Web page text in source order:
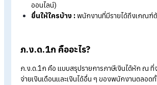
ความแตกต่างระหว่าง ภ.
อย่างไร เพราะความสับสนจุดนี้มักทำให้มือ